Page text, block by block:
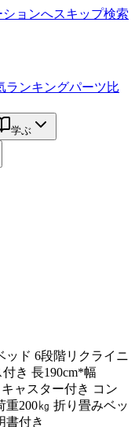
ションへスキップ検索
ランキングパーツ比
学ぶ
ッド 6段階リクライニ
き 長190cm*幅
ャスター付き コン
200㎏ 折り畳みベッ
書付き